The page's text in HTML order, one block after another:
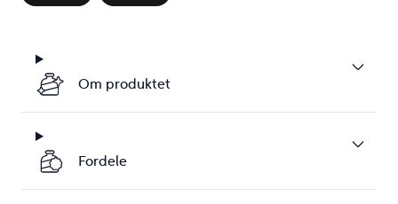
Om produktet
Fordele